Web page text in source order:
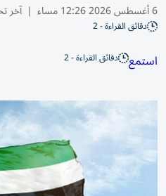
6 أغسطس 2026 12:26 مساء | آخر
دقائق القراءة - 2
استمع دقائق القراءة - 2